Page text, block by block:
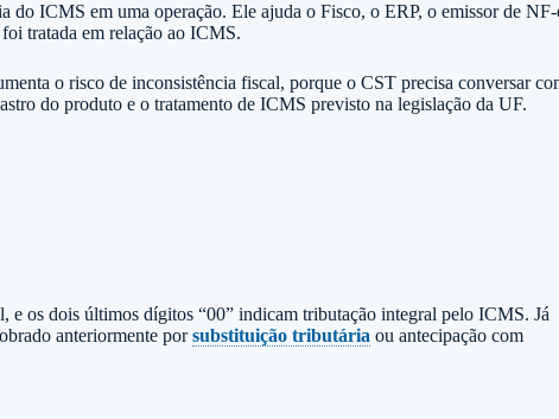
ICMS em uma operação. Ele ajuda o Fisco, o ERP, o emissor de NF-
tratada em relação ao ICMS.
o risco de inconsistência fiscal, porque o CST precisa conversar
do produto e o tratamento de ICMS previsto na legislação da UF.
e os dois últimos dígitos “00” indicam tributação integral pelo ICMS. Já
anteriormente porsubstituição tributária ou antecipação com